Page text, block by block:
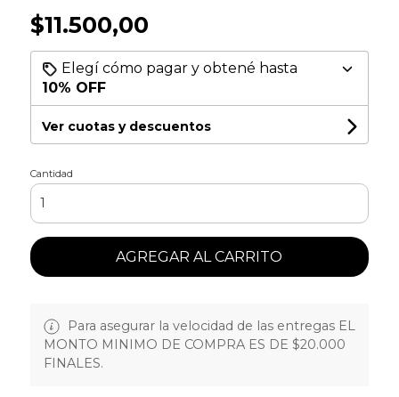
$11.500,00
Elegí cómo pagar y obtené hasta
10% OFF
Ver cuotas y descuentos
Cantidad
AGREGAR AL CARRITO
Para asegurar la velocidad de las entregas EL
MONTO MINIMO DE COMPRA ES DE $20.000
FINALES.